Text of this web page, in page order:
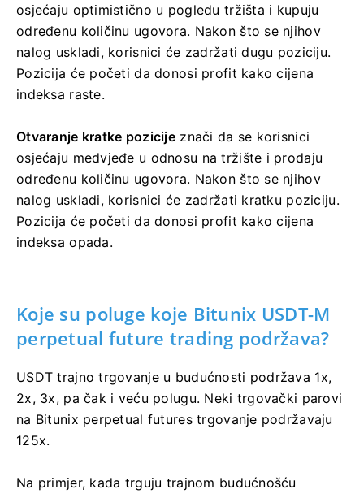
osjećaju optimistično u pogledu tržišta i kupuju
određenu količinu ugovora. Nakon što se njihov
nalog uskladi, korisnici će zadržati dugu poziciju.
Pozicija će početi da donosi profit kako cijena
indeksa raste.
Otvaranje kratke pozicije znači da se korisnici
osjećaju medvjeđe u odnosu na tržište i prodaju
određenu količinu ugovora. Nakon što se njihov
nalog uskladi, korisnici će zadržati kratku poziciju.
Pozicija će početi da donosi profit kako cijena
indeksa opada.
Koje su poluge koje Bitunix USDT-M
perpetual future trading podržava?
USDT trajno trgovanje u budućnosti podržava 1x,
2x, 3x, pa čak i veću polugu. Neki trgovački parovi
na Bitunix perpetual futures trgovanje podržavaju
125x.
Na primjer, kada trguju trajnom budućnošću